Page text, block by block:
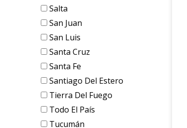
Salta
San Juan
San Luis
Santa Cruz
Santa Fe
Santiago Del Estero
Tierra Del Fuego
Todo El País
Tucumán